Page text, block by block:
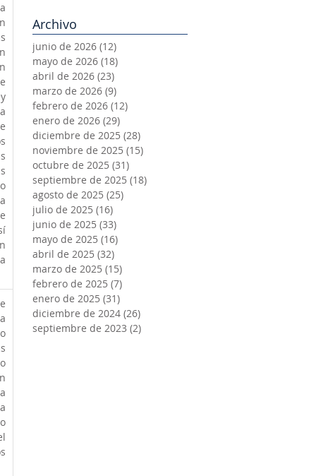
Archivo
junio de 2026 (12)
mayo de 2026 (18)
abril de 2026 (23)
marzo de 2026 (9)
febrero de 2026 (12)
enero de 2026 (29)
diciembre de 2025 (28)
noviembre de 2025 (15)
octubre de 2025 (31)
septiembre de 2025 (18)
agosto de 2025 (25)
julio de 2025 (16)
junio de 2025 (33)
mayo de 2025 (16)
abril de 2025 (32)
marzo de 2025 (15)
febrero de 2025 (7)
enero de 2025 (31)
diciembre de 2024 (26)
septiembre de 2023 (2)